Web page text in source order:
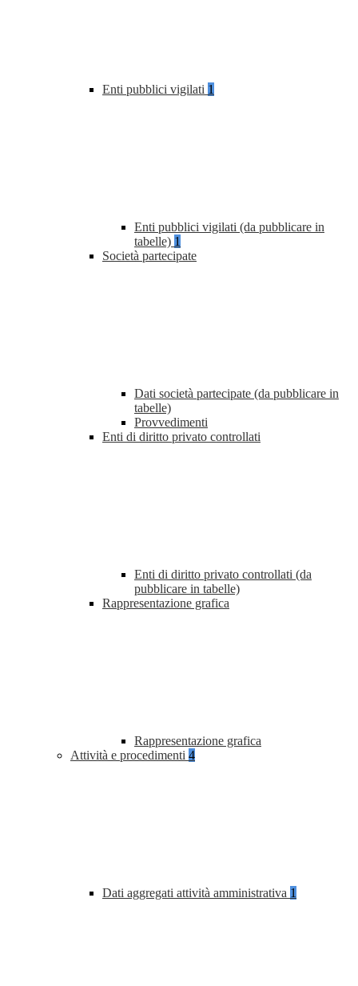
Enti pubblici vigilati 1
Enti pubblici vigilati (da pubblicare in
tabelle) 1
Società partecipate
Dati società partecipate (da pubblicare in
tabelle)
Provvedimenti
Enti di diritto privato controllati
Enti di diritto privato controllati (da
pubblicare in tabelle)
Rappresentazione grafica
Rappresentazione grafica
Attività e procedimenti 4
Dati aggregati attività amministrativa 1